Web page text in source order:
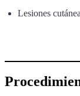
Lesiones